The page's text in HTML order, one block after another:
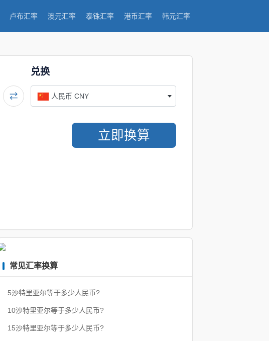
卢布汇率 澳元汇率 泰铢汇率 港币汇率 韩元汇率
兑换
人民币 CNY
立即换算
常见汇率换算
5沙特里亚尔等于多少人民币?
10沙特里亚尔等于多少人民币?
15沙特里亚尔等于多少人民币?